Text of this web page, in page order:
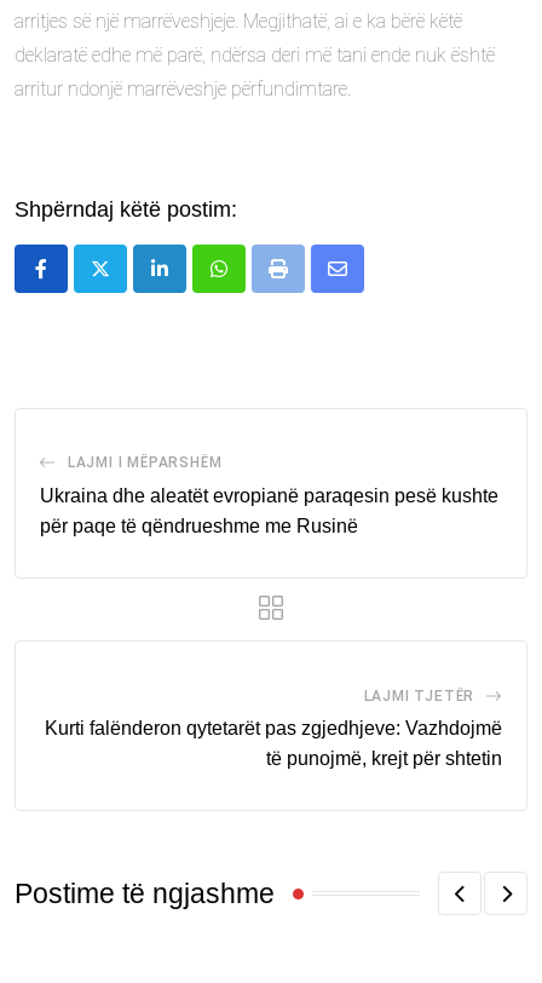
arritjes së një marrëveshjeje. Megjithatë, ai e ka bërë këtë
deklaratë edhe më parë, ndërsa deri më tani ende nuk është
arritur ndonjë marrëveshje përfundimtare.
Shpërndaj këtë postim:
LinkedInWhatsappPrint
Share
LAJMI I MËPARSHËM
Ukraina dhe aleatët evropianë paraqesin pesë kushte
për paqe të qëndrueshme me Rusinë
LAJMI TJETËR
Kurti falënderon qytetarët pas zgjedhjeve: Vazhdojmë
të punojmë, krejt për shtetin
Postime të ngjashme